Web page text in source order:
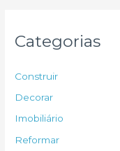
p
o
Categorias
Construir
Decorar
Imobiliário
Reformar